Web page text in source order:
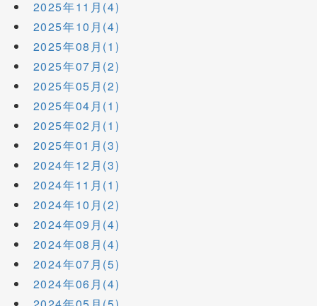
2025年11月(4)
2025年10月(4)
2025年08月(1)
2025年07月(2)
2025年05月(2)
2025年04月(1)
2025年02月(1)
2025年01月(3)
2024年12月(3)
2024年11月(1)
2024年10月(2)
2024年09月(4)
2024年08月(4)
2024年07月(5)
2024年06月(4)